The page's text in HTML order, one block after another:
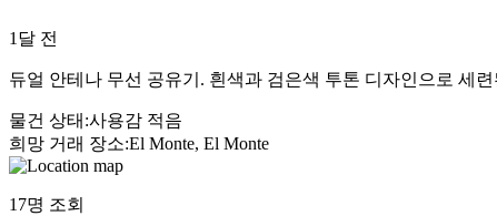
1달 전
듀얼 안테나 무선 공유기. 흰색과 검은색 투톤 디자인으로 세
물건 상태 :사용감 적음
희망 거래 장소:El Monte, El Monte
17명 조회